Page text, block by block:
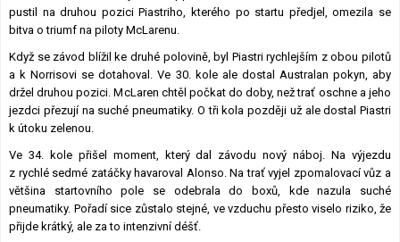
pustil na druhou pozici Piastriho, kterého po startu předjel, omezila se
bitva o triumf na piloty McLarenu.
Když se závod blížil ke druhé polovině, byl Piastri rychlejším z obou pilotů
a k Norrisovi se dotahoval. Ve 30. kole ale dostal Australan pokyn, aby
držel druhou pozici. McLaren chtěl počkat do doby, než trať oschne a jeho
jezdci přezují na suché pneumatiky. O tři kola později už ale dostal Piastri
k útoku zelenou.
Ve 34. kole přišel moment, který dal závodu nový náboj. Na výjezdu
z rychlé sedmé zatáčky havaroval Alonso. Na trať vyjel zpomalovací vůz a
většina startovního pole se odebrala do boxů, kde nazula suché
pneumatiky. Pořadí sice zůstalo stejné, ve vzduchu přesto viselo riziko, že
přijde krátký, ale za to intenzivní déšť.